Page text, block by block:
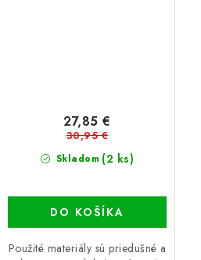
Skladom (2 ks)
27,85 €
30,95 €
DO KOŠÍKA
Použité materiály sú priedušné a